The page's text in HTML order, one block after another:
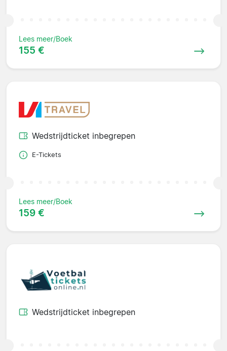
Lees meer/Boek
155 €
Wedstrijdticket inbegrepen
E-Tickets
Lees meer/Boek
159 €
Wedstrijdticket inbegrepen